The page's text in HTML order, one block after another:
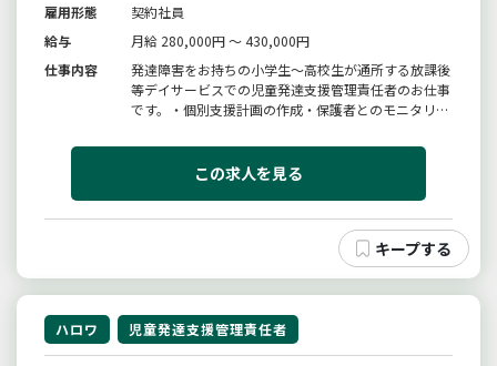
雇用形態
契約社員
給与
月給 280,000円 ～ 430,000円
仕事内容
発達障害をお持ちの小学生〜高校生が通所する放課後
等デイサービスでの児童発達支援管理責任者のお仕事
です。・個別支援計画の作成・保護者とのモニタリン
お手伝いをします）・グループワークのお手伝い
（ボードゲームなどの遊びや交流）・支援記録の入力
この求人を見る
ハロワ 児童発達支援管理責任者